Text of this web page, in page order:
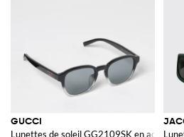
GUCCI
Lunettes de soleil GG2109SK en acétate